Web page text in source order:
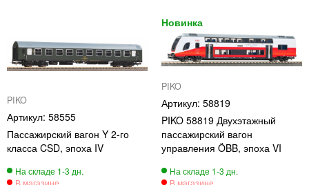
PIKO
58555
Пассажирский вагон Y 2-го
класса CSD, эпоха IV
PIKO
58819
PIKO 58819 Двухэтажный
пассажирский вагон
управления ÖBB, эпоха VI